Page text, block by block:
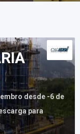
desde -6 de
para